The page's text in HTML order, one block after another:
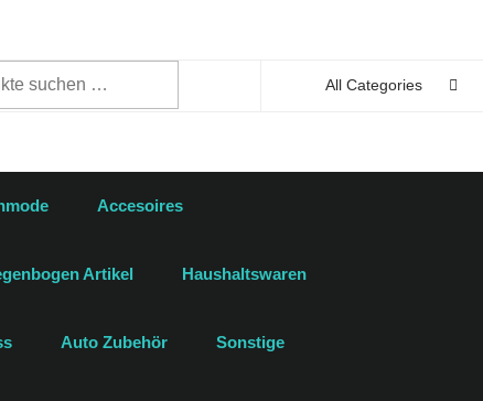
All Categories
Accesoires
Artikel Haushaltswaren
Auto Zubehör Sonstige